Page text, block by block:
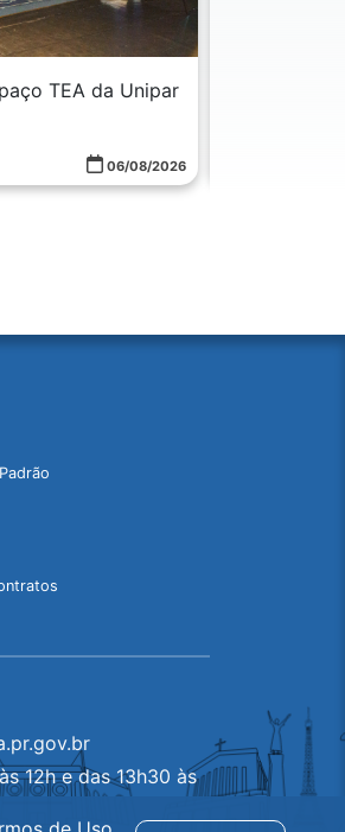
TEA da Unipar
06/08/2026
12h e das 13h30 às